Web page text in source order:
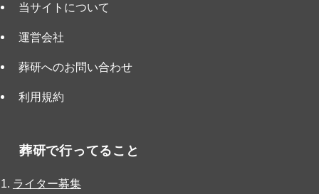
当サイトについて
運営会社
葬研へのお問い合わせ
利用規約
葬研で行ってること
ライター募集